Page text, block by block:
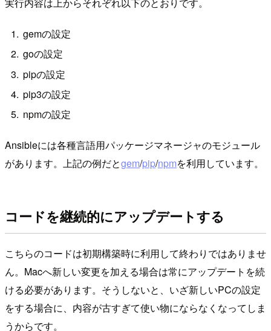
gemの設定
goの設定
pipの設定
pip3の設定
npmの設定
Ansibleには各種言語用パッケージマネージャのモジュール
があります。上記の例だとgem/pip/npmを利用しています。
コードを継続的にアップデートする
こちらのコードは初期構築時に利用して終わりではありませ
ん。Macへ新しい変更を加える場合は常にアップデートを続
ける必要があります。そうしないと、いざ新しいPCの設定
をする場合に、内容が古すぎて使い物にならなくなってしま
うからです。